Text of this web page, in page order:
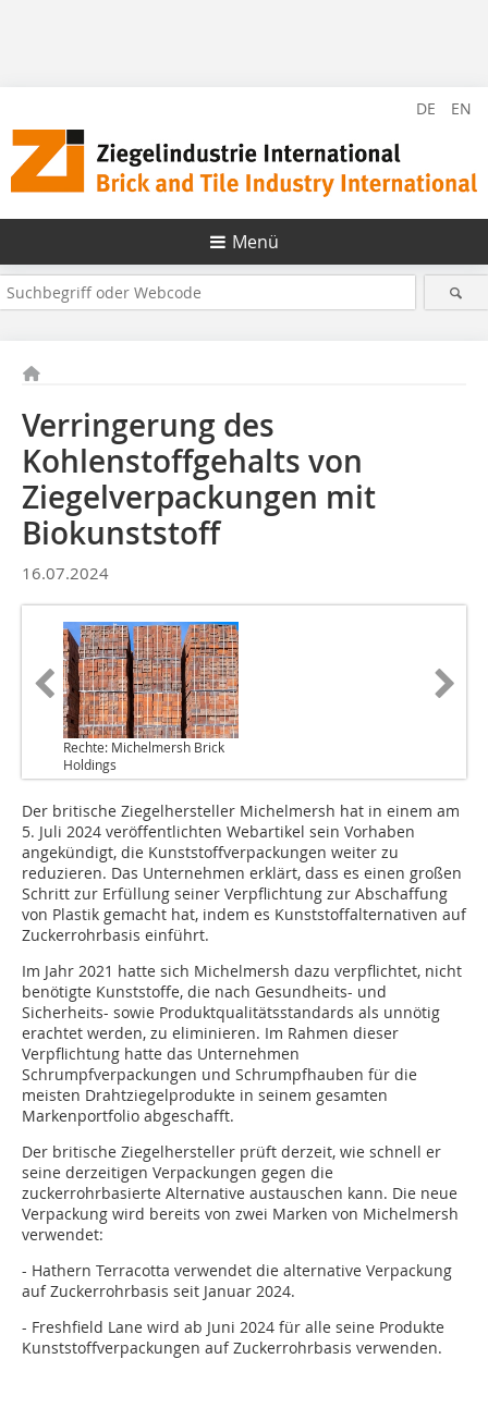
DE EN
Menü
Verringerung des
Kohlenstoffgehalts von
Ziegelverpackungen mit
Biokunststoff
16.07.2024
Rechte: Michelmersh Brick
Holdings
Der britische Ziegelhersteller Michelmersh hat in einem am
5. Juli 2024 veröffentlichten Webartikel sein Vorhaben
angekündigt, die Kunststoffverpackungen weiter zu
reduzieren. Das Unternehmen erklärt, dass es einen großen
Schritt zur Erfüllung seiner Verpflichtung zur Abschaffung
von Plastik gemacht hat, indem es Kunststoffalternativen auf
Zuckerrohrbasis einführt.
Im Jahr 2021 hatte sich Michelmersh dazu verpflichtet, nicht
benötigte Kunststoffe, die nach Gesundheits- und
Sicherheits- sowie Produktqualitätsstandards als unnötig
erachtet werden, zu eliminieren. Im Rahmen dieser
Verpflichtung hatte das Unternehmen
Schrumpfverpackungen und Schrumpfhauben für die
meisten Drahtziegelprodukte in seinem gesamten
Markenportfolio abgeschafft.
Der britische Ziegelhersteller prüft derzeit, wie schnell er
seine derzeitigen Verpackungen gegen die
zuckerrohrbasierte Alternative austauschen kann. Die neue
Verpackung wird bereits von zwei Marken von Michelmersh
verwendet:
- Hathern Terracotta verwendet die alternative Verpackung
auf Zuckerrohrbasis seit Januar 2024.
- Freshfield Lane wird ab Juni 2024 für alle seine Produkte
Kunststoffverpackungen auf Zuckerrohrbasis verwenden.